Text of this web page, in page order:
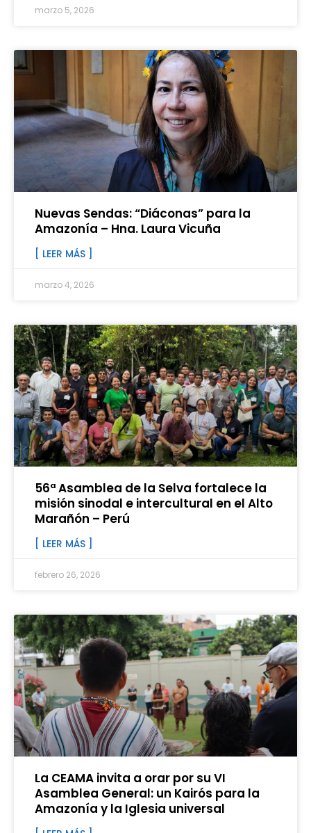
marzo 5, 2026
Nuevas Sendas: “Diáconas” para la
Amazonía – Hna. Laura Vicuña
[ LEER MÁS ]
marzo 4, 2026
56ª Asamblea de la Selva fortalece la
misión sinodal e intercultural en el Alto
Marañón – Perú
[ LEER MÁS ]
febrero 26, 2026
La CEAMA invita a orar por su VI
Asamblea General: un Kairós para la
Amazonía y la Iglesia universal